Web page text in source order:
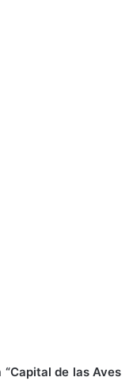
de las Aves